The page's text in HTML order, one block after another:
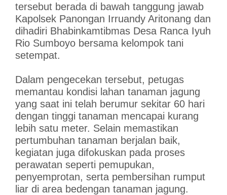
tersebut berada di bawah tanggung jawab
Kapolsek Panongan Irruandy Aritonang dan
dihadiri Bhabinkamtibmas Desa Ranca Iyuh
Rio Sumboyo bersama kelompok tani
setempat.
Dalam pengecekan tersebut, petugas
memantau kondisi lahan tanaman jagung
yang saat ini telah berumur sekitar 60 hari
dengan tinggi tanaman mencapai kurang
lebih satu meter. Selain memastikan
pertumbuhan tanaman berjalan baik,
kegiatan juga difokuskan pada proses
perawatan seperti pemupukan,
penyemprotan, serta pembersihan rumput
liar di area bedengan tanaman jagung.